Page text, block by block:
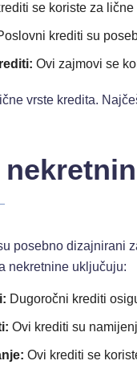
se koriste za
krediti su
Ovi zajmovi se
vrste kredita.
posebno dizajnirani
nekretnine uključuju:
Dugoročni krediti
Ovi krediti su
Ovi krediti se